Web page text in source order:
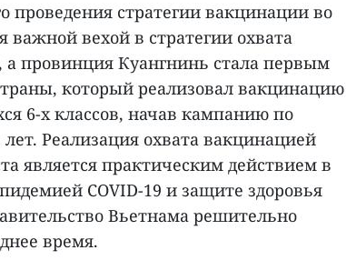
проведения стратегии вакцинации во
важной вехой в стратегии охвата
а провинция Куангнинь стала первым
который реализовал вакцинацию
6-х классов, начав кампанию по
Реализация охвата вакцинацией
является практическим действием в
COVID-19 и защите здоровья
Вьетнама решительно
время.